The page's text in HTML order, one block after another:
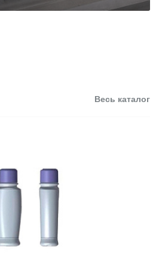
Весь каталог